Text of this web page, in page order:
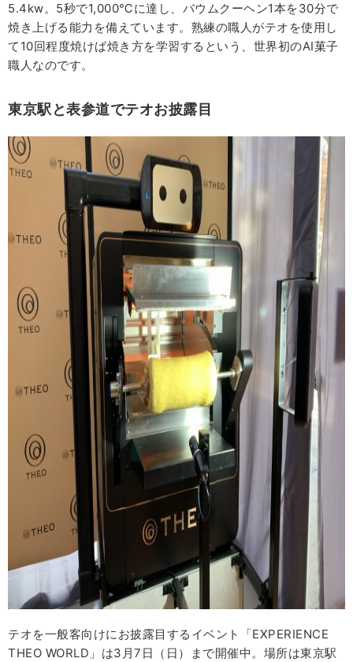
5.4kw。5秒で1,000℃に達し、バウムクーヘン1本を30分で
焼き上げる能力を備えています。熟練の職人がテオを使用し
て10回程度焼けば焼き方を学習するという、世界初のAI菓子
職人なのです。
東京駅と表参道でテオお披露目
テオを一般客向けにお披露目するイベント「EXPERIENCE
THEO WORLD」は3月7日（日）まで開催中。場所は東京駅